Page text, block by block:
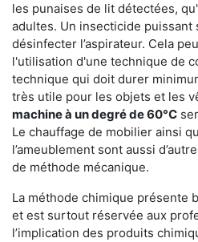
les punaises de lit détectées,
adultes. Un insecticide
désinfecter l’aspirateur. Cela
l'utilisation d'une technique de
technique qui doit durer
très utile pour les objets et les
machine à un degré de 60°C
Le chauffage de mobilier ainsi
l’ameublement sont aussi
de méthode mécanique.
La méthode chimique présente
et est surtout réservée aux
l’implication des produits